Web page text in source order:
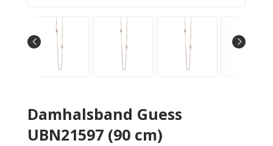
Damhalsband Guess
UBN21597 (90 cm)